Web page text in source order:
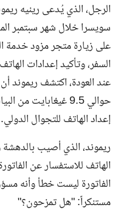
الرجل، الذي يُدعى رينيه
سويسرا خلال شهر سبتمبر
على زيارة متجر مزود خدمة
السفر، وتأكيد إعدادات
عند العودة، اكتشف ريموند
حوالي 9.5
إعداد الهاتف للتجوال الدولي.
ريموند، الذي أصيب
الهاتف للاستفسار عن
الفاتورة ليست خطأ وأنه
مستنكراً: "هل تمزحون؟"